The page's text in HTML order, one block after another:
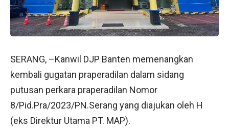
SERANG, –Kanwil DJP Banten memenangkan
kembali gugatan praperadilan dalam sidang
putusan perkara praperadilan Nomor
8/Pid.Pra/2023/PN.Serang yang diajukan oleh H
(eks Direktur Utama PT. MAP).